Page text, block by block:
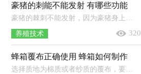
豪猪的刺能不能发射 有哪些功能
养殖技术 320
蜂箱覆布正确使用 蜂箱如何制作
选择质地为棉质或者纱质的覆布，要求厚度稍厚，而且需干净卫生，无异味和霉味以及细菌。在转场时需将覆布取下，避免将蜜蜂闷死，一般可在装...